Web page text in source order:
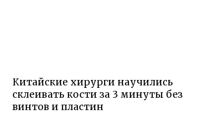
Китайские хирурги научились
склеивать кости за 3 минуты без
винтов и пластин